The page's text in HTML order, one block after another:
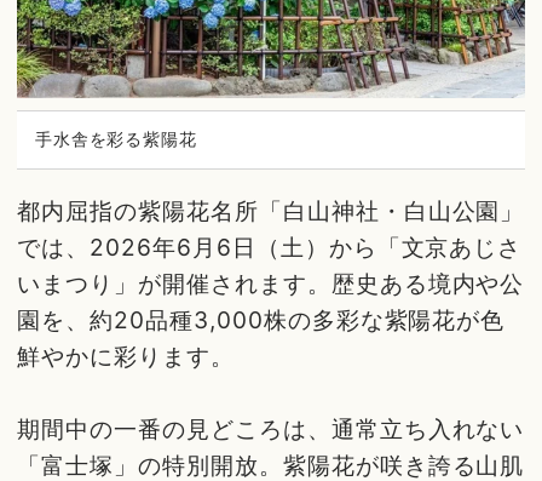
手水舎を彩る紫陽花
都内屈指の紫陽花名所「白山神社・白山公園」
では、2026年6月6日（土）から「文京あじさ
いまつり」が開催されます。歴史ある境内や公
園を、約20品種3,000株の多彩な紫陽花が色
鮮やかに彩ります。
期間中の一番の見どころは、通常立ち入れない
「富士塚」の特別開放。紫陽花が咲き誇る山肌